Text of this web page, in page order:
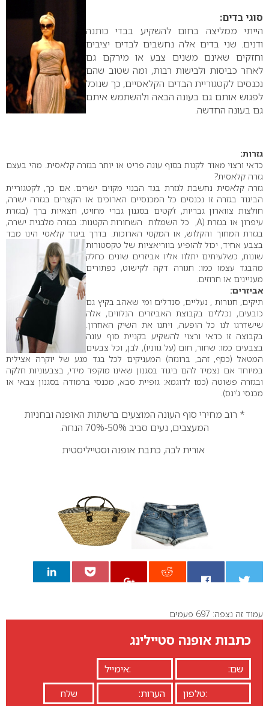
סוגי בדים:
הייתי ממליצה בחום להשקיע בבדי כותנה
ודנים. שני בדים אלה נחשבים לבדים יציבים
וחזקים שאינם משנים צבע או מירקם גם
לאחר כביסות ולבישות רבות, ומה שטוב שהם
נכנסים לקטגוריית הבדים הקלאסיים, כך שנוכל
לפגוש אותם גם בעונה הבאה ולהשתמש איתם
גם בעונה החדשה.
גזרות:
כדאי ורצוי מאוד לקנות בסוף עונה פריט או יותר בגזרה קלאסית. מהי בעצם
גזרה קלאסית?
גזרה קלאסית נחשבת לגזרת בגד הבנוי מקוים ישרים. אם כך, לקטגוריית
הביגוד בגזרה זו נכנסים כל המכנסיים הארוכים או הקצרים בגזרה ישרה,
חולצות צווארון גבריות, ז’קטים בסגנון גברי מחויט, חצאיות ברך (בגזרת
עיפרון או בגזרת (A, כל השמלות השחורות הקטנות: בגזרה מלבנית ישרה,
בגזרת המחוך והקלוש, או המקסי הארוכות. בדרך ביגוד קלאסי הינו מבד
בצבע אחיד, יכול להופיע בווריאציות של טקסטורות
שונות, כשלעיתים יתלוו אליו אביזרים שונים כחלק
מהבגד עצמו כמו: חגורה דקה לקישוט, כפתורים
מעניינים או חרוזים.
אביזרים:
תיקים, חגורות , נעליים, סנדלים ומי שאהב בקיץ גם
כובעים, נכללים בקבוצת האביזרים הנלווים, אלה
שישדרגו לנו כל הופעה, ויתנו את השיק האחרון.
בקבוצה זו כדאי ורצוי להשקיע בקניית סוף עונה
בצבעים כמו: שחור, חום (על גווניו), לבן, וכל צבעים
המטאל (כסף, זהב, ברונזה) המעניקים לכל בגד מגע של יוקרה אצילית
במיוחד אם נצמיד להם ביגוד בסגנון שאינו מוקפד מידי, בצבעוניות חלקה
ובגזרה פשוטה (כמו לדוגמא: גופיית סבא, מכנסי ברמודה בסגנון צבאי או
מכנסי ג’ינס).
* רוב מחירי סוף העונה המוצעים ברשתות האופנה ובחניות
המעצבים, נעים סביב 50%-70% הנחה.
אורית לבה, כתבת אופנה וסטייליסטית
0
עמוד זה נצפה: 697 פעמים
כתבות אופנה סטיילינג